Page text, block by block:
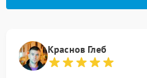
Краснов Глеб